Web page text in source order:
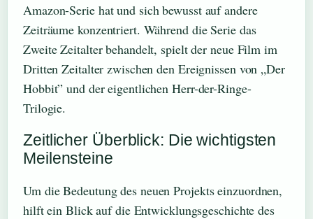
Amazon-Serie hat und sich bewusst auf andere
Zeiträume konzentriert. Während die Serie das
Zweite Zeitalter behandelt, spielt der neue Film im
Dritten Zeitalter zwischen den Ereignissen von „Der
Hobbit” und der eigentlichen Herr-der-Ringe-
Trilogie.
Zeitlicher Überblick: Die wichtigsten
Meilensteine
Um die Bedeutung des neuen Projekts einzuordnen,
hilft ein Blick auf die Entwicklungsgeschichte des